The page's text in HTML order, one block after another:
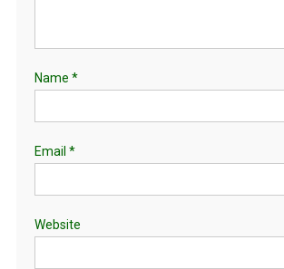
Name *
Email *
Website